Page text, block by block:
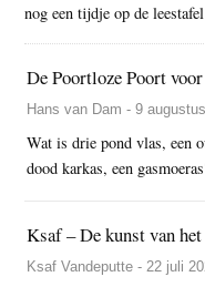
nog een tijdje op de
De Poortloze Poort
Hans van Dam - 9
Wat is drie pond vlas, een
dood karkas, een
Ksaf – De kunst van
Ksaf Vandeputte - 22 juli